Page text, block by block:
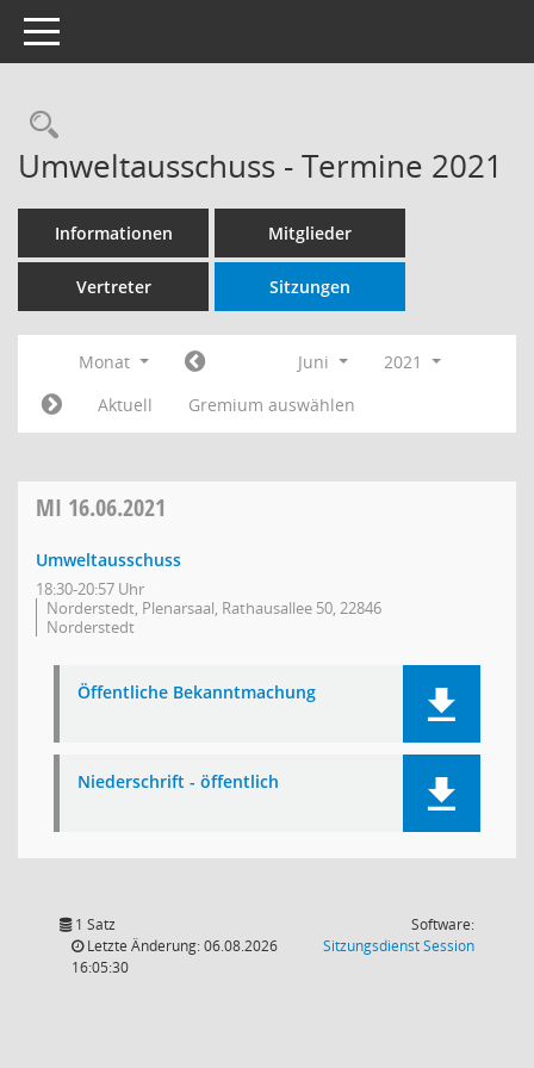
Toggle navigation
Rechercheauswahl
Umweltausschuss - Termine 2021
Informationen Mitglieder
Vertreter Sitzungen
Monat Juni
2021
Aktuell
Gremium auswählen
MI 16.06.2021
Umweltausschuss
18:30-20:57 Uhr
Norderstedt, Plenarsaal, Rathausallee 50, 22846
Norderstedt
Öffentliche Bekanntmachung
Niederschrift - öffentlich
1 Satz
Letzte Änderung: 06.08.2026
16:05:30
Software:
SitzungsdienstSession(Wird in